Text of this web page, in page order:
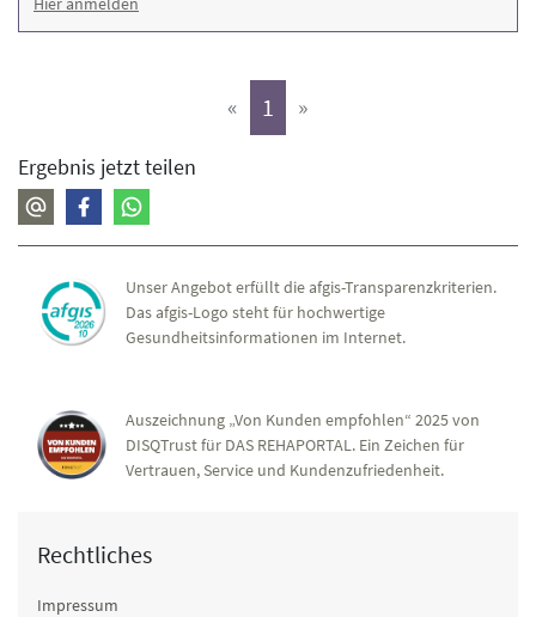
« 1 (aktiv)
»
Ergebnis jetzt teilen
Unser Angebot erfüllt die afgis-Transparenzkriterien.
Das afgis-Logo steht für hochwertige
Gesundheitsinformationen im Internet.
Auszeichnung „Von Kunden empfohlen“ 2025 von
DISQTrust für DAS REHAPORTAL. Ein Zeichen für
Vertrauen, Service und Kundenzufriedenheit.
Rechtliches
Impressum